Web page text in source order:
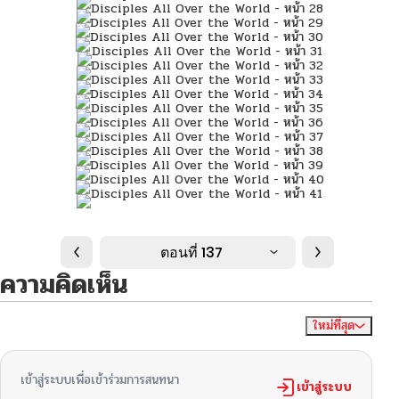
ตอนที่ 137
ความคิดเห็น
ใหม่ที่สุด
เข้าสู่ระบบเพื่อเข้าร่วมการสนทนา เข้าสู่ระบบ